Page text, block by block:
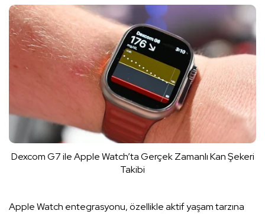
Dexcom G7 ile Apple Watch’ta Gerçek Zamanlı Kan Şekeri
Takibi
Apple Watch entegrasyonu, özellikle aktif yaşam tarzına